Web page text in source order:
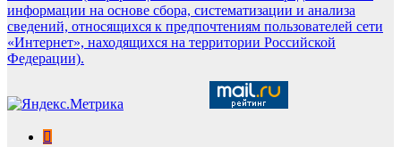
информации на основе сбора, систематизации и анализа
сведений, относящихся к предпочтениям пользователей сети
«Интернет», находящихся на территории Российской
Федерации).